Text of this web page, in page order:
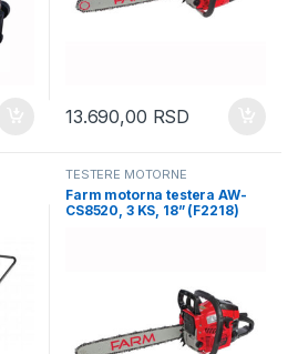
13.690,00 RSD
TESTERE MOTORNE
Farm motorna testera AW-
CS8520, 3 KS, 18” (F2218)